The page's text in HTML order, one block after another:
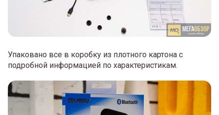
Упаковано все в коробку из плотного картона с
подробной информацией по характеристикам.